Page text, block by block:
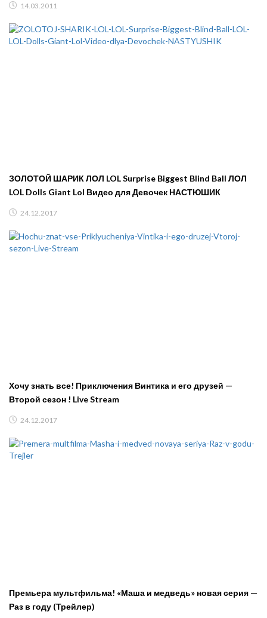
14.03.2011
ЗОЛОТОЙ ШАРИК ЛОЛ LOL Surprise Biggest Blind Ball ЛОЛ
LOL Dolls Giant Lol Видео для Девочек НАСТЮШИК
24.12.2017
Хочу знать все! Приключения Винтика и его друзей —
Второй сезон ! Live Stream
24.12.2017
Премьера мультфильма! «Маша и медведь» новая серия —
Раз в году (Трейлер)